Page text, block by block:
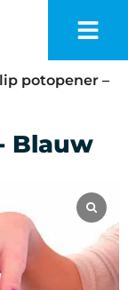
potopener –
Blauw